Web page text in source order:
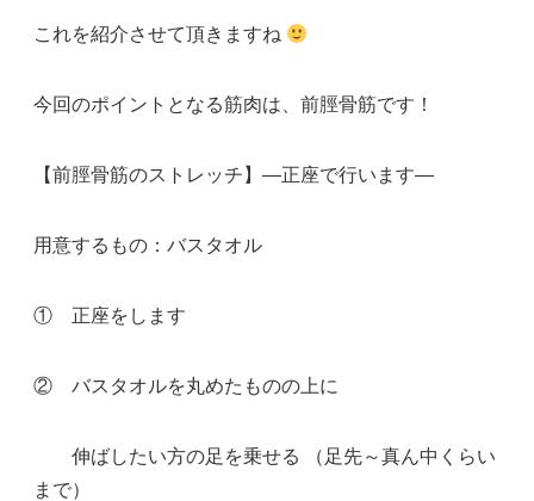
これを紹介させて頂きますね
今回のポイントとなる筋肉は、前脛骨筋です！
【前脛骨筋のストレッチ】―正座で行います―
用意するもの：バスタオル
① 正座をします
② バスタオルを丸めたものの上に
伸ばしたい方の足を乗せる （足先～真ん中くらい
まで）